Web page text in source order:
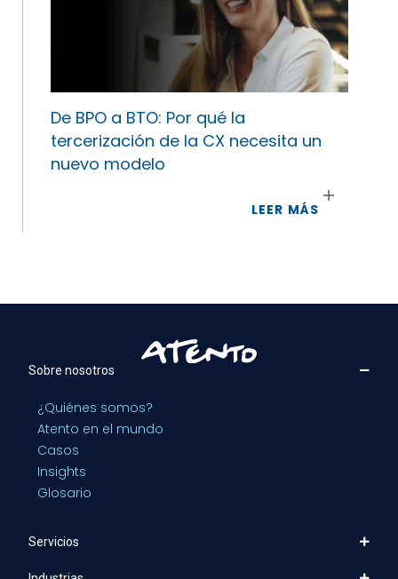
De BPO a BTO: Por qué la
tercerización de la CX necesita un
nuevo modelo
LEER MÁS
Sobre nosotros
¿Quiénes somos?
Atento en el mundo
Casos
Insights
Glosario
Servicios